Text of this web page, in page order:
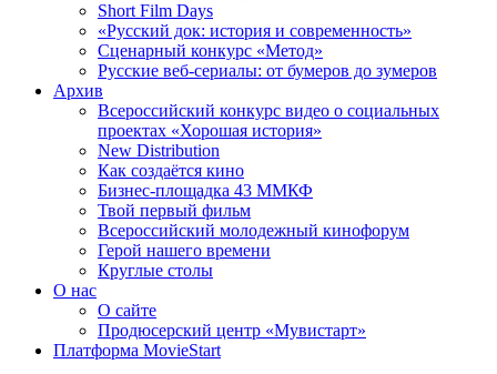
Short Film Days
«Русский док: история и современность»
Сценарный конкурс «Метод»
Русские веб-сериалы: от бумеров до зумеров
Архив
Всероссийский конкурс видео о социальных
проектах «Хорошая история»
New Distribution
Как создаётся кино
Бизнес-площадка 43 ММКФ
Твой первый фильм
Всероссийский молодежный кинофорум
Герой нашего времени
Круглые столы
О нас
О сайте
Продюсерский центр «Мувистарт»
Платформа MovieStart